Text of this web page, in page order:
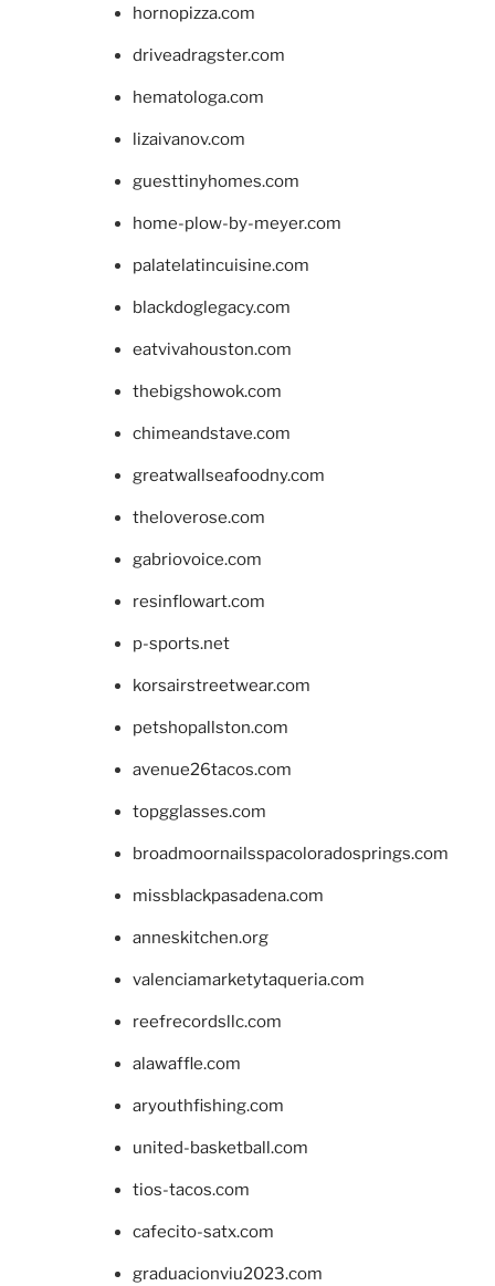
hornopizza.com
driveadragster.com
hematologa.com
lizaivanov.com
guesttinyhomes.com
home-plow-by-meyer.com
palatelatincuisine.com
blackdoglegacy.com
eatvivahouston.com
thebigshowok.com
chimeandstave.com
greatwallseafoodny.com
theloverose.com
gabriovoice.com
resinflowart.com
p-sports.net
korsairstreetwear.com
petshopallston.com
avenue26tacos.com
topgglasses.com
broadmoornailsspacoloradosprings.com
missblackpasadena.com
anneskitchen.org
valenciamarketytaqueria.com
reefrecordsllc.com
alawaffle.com
aryouthfishing.com
united-basketball.com
tios-tacos.com
cafecito-satx.com
graduacionviu2023.com